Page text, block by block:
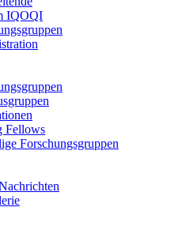
IQOQI
Fellows
Forschungsgruppen